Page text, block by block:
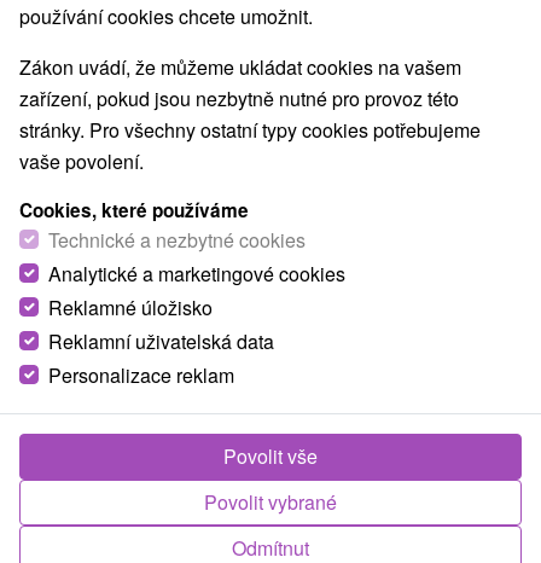
Nejprodávanější
VŠECHNY TOP - NEJPRODÁVANĚJŠÍ NEJLEVNĚJŠÍ
TIP
Zámecká pohádka pro rodiny: Děti do 12 let
používání cookies chcete umožnit.
Zákon uvádí, že můžeme ukládat cookies na vašem
zařízení, pokud jsou nezbytně nutné pro provoz této
stránky. Pro všechny ostatní typy cookies potřebujeme
vaše povolení.
Cookies, které používáme
Technické a nezbytné cookies
Analytické a marketingové cookies
Reklamné úložisko
Reklamní uživatelská data
Personalizace reklam
Odmítnut
Povolit vybrané
Povolit vše